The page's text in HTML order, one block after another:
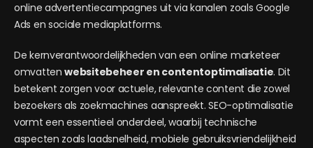
online advertentiecampagnes uit via kanalen zoals Google
Ads en sociale mediaplatforms.
De kernverantwoordelijkheden van een online marketeer
omvattenwebsitebeheer en contentoptimalisatie. Dit
betekent zorgen voor actuele, relevante content die zowel
bezoekers als zoekmachines aanspreekt. SEO-optimalisatie
vormt een essentieel onderdeel, waarbij technische
aspecten zoals laadsnelheid, mobiele gebruiksvriendelijkheid